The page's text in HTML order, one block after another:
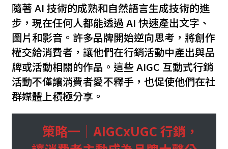
隨著 AI 技術的成熟和自然語言生成技術的進
步，現在任何人都能透過 AI 快速產出文字、
圖片和影音。許多品牌開始逆向思考，將創作
權交給消費者，讓他們在行銷活動中產出與品
牌或活動相關的作品。這些 AIGC 互動式行銷
活動不僅讓消費者愛不釋手，也促使他們在社
群媒體上積極分享。
策略一｜AIGCxUGC 行銷，